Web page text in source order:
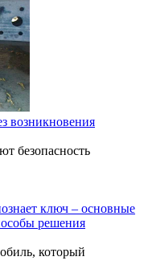
возникновения
безопасность
ключ – основные
решения
который